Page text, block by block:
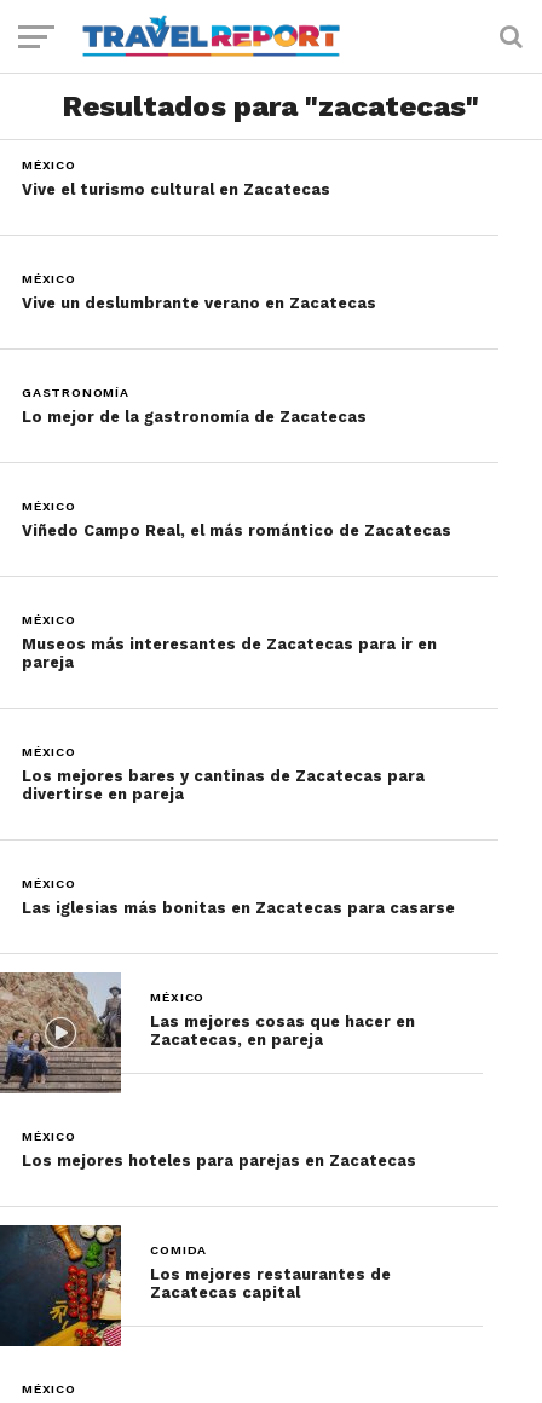
Resultados para "zacatecas"
MÉXICO
Vive el turismo cultural en Zacatecas
MÉXICO
Vive un deslumbrante verano en Zacatecas
GASTRONOMÍA
Lo mejor de la gastronomía de Zacatecas
MÉXICO
Viñedo Campo Real, el más romántico de Zacatecas
MÉXICO
Museos más interesantes de Zacatecas para ir en
pareja
MÉXICO
Los mejores bares y cantinas de Zacatecas para
divertirse en pareja
MÉXICO
Las iglesias más bonitas en Zacatecas para casarse
MÉXICO
Las mejores cosas que hacer en
Zacatecas, en pareja
MÉXICO
Los mejores hoteles para parejas en Zacatecas
COMIDA
Los mejores restaurantes de
Zacatecas capital
MÉXICO